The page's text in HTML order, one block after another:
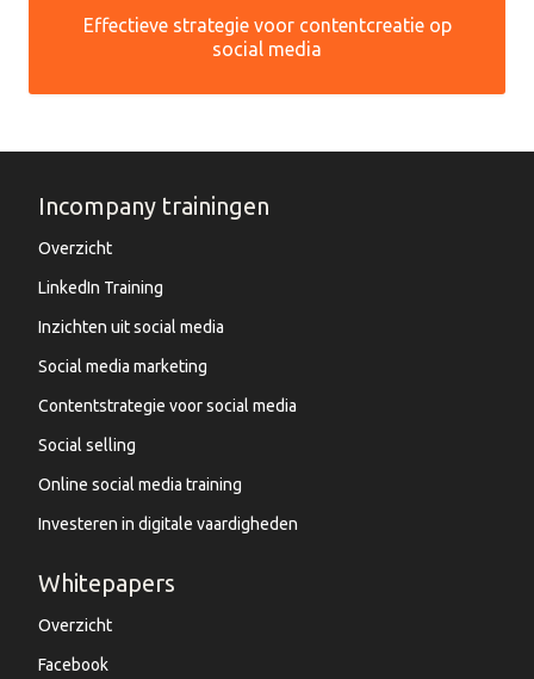
Effectieve strategie voor contentcreatie op
social media
Incompany trainingen
Overzicht
LinkedIn Training
Inzichten uit social media
Social media marketing
Contentstrategie voor social media
Social selling
Online social media training
Investeren in digitale vaardigheden
Whitepapers
Overzicht
Facebook